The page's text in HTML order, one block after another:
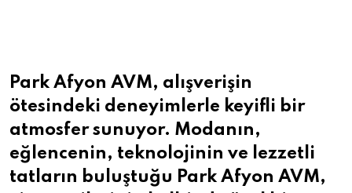
Park Afyon AVM, alışverişin
ötesindeki deneyimlerle keyifli bir
atmosfer sunuyor. Modanın,
eğlencenin, teknolojinin ve lezzetli
tatların buluştuğu Park Afyon AVM,